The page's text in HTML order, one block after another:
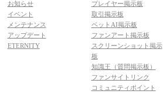
お知らせ
イベント
メンテナンス
アップデート
ETERNITY
プレイヤー掲示板
取引掲示板
ペットAI掲示板
ファンアート掲示板
スクリーンショット掲示
板
知識王（質問掲示板）
ファンサイトリンク
コミュニティポイント